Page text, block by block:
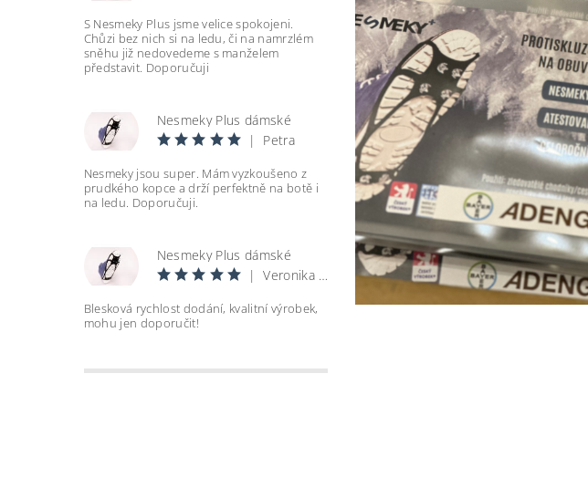
S Nesmeky Plus jsme velice spokojeni.
Chůzi bez nich si na ledu, či na namrzlém
sněhu již nedovedeme s manželem
představit. Doporučuji
Nesmeky Plus dámské
|
Petra
Nesmeky jsou super. Mám vyzkoušeno z
prudkého kopce a drží perfektně na botě i
na ledu. Doporučuji.
Nesmeky Plus dámské
|
Veronika Andělová
Blesková rychlost dodání, kvalitní výrobek,
mohu jen doporučit!